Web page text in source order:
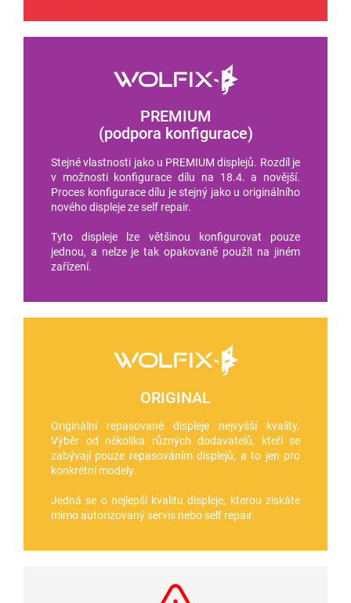
PREMIUM
(podpora konfigurace)
Stejné vlastnosti jako u PREMIUM displejů. Rozdíl je
v možnosti konfigurace dílu na 18.4. a novější.
Proces konfigurace dílu je stejný jako u originálního
nového displeje ze self repair.
Tyto displeje lze většinou konfigurovat pouze
jednou, a nelze je tak opakovaně použít na jiném
zařízení.
ORIGINAL
Originální repasované displeje nejvyšší kvality.
Výběr od několika různých dodavatelů, kteří se
zabývají pouze repasováním displejů, a to jen pro
konkrétní modely.
Jedná se o nejlepší kvalitu displeje, kterou získáte
mimo autorizovaný servis nebo self repair.